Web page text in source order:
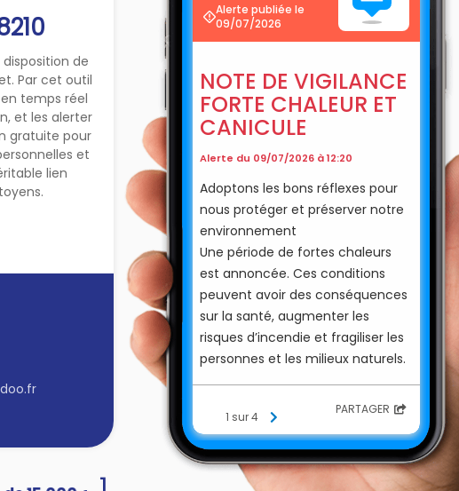
de
Par cet outil
temps réel
et les alerter
gratuite pour
et
lien
Alerte publiée le
09/07/2026
NOTE DE VIGILANCE
FORTE CHALEUR ET
CANICULE
Alerte du 09/07/2026 à 12:20
Adoptons les bons réflexes pour
nous protéger et préserver notre
environnement
Une période de fortes chaleurs
est annoncée. Ces conditions
peuvent avoir des conséquences
sur la santé, augmenter les
risques d’incendie et fragiliser les
personnes et les milieux naturels.
Chacun est appelé à faire preuve
de vigilance et à adopter des
comportements prudents.
🌡️ Se protéger de la chaleur
1 sur 4 PARTAGER